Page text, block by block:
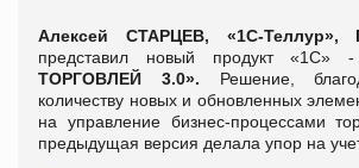
Алексей СТАРЦЕВ, «1С-Теллур»,
представил новый продукт «1С»
ТОРГОВЛЕЙ 3.0». Решение,
количеству новых и обновленных
на управление бизнес-процессами
предыдущая версия делала упор на